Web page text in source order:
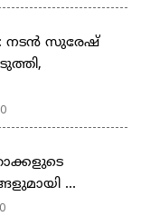
നടൻ സുരേഷ്
...